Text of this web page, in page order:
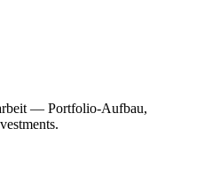
— Portfolio-Aufbau,